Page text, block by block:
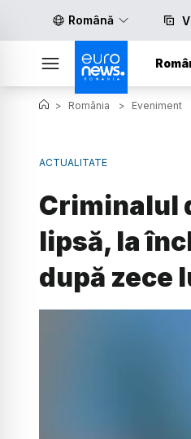
Română
> România > Eveniment
ACTUALITATE
Criminalul
lipsă, la
după zece